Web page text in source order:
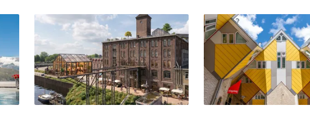
heropent
haar deuren.
deel van de
de O...
HOTEL & DE HOTEL TECH STACK
3 AUGUSTUS 2026
Hotel & de Hotel Tech Stack: bestaat de
ideale totaaloplossing nog wel?
Op 1 mei vormde Grand Hotel Karel V in
Utrecht het decor voor de rondetafel Hotel
& de Hotel Tech Stack. Onder leiding van
Patrick van der Wardt (...
BRANDED CONTENT REVENUE
3 AUGUSTUS 2026
Hotel revenue
tegenwoordig om meer
prijsstelling
De rol van revenue
afgelopen jaren flink
revenue management